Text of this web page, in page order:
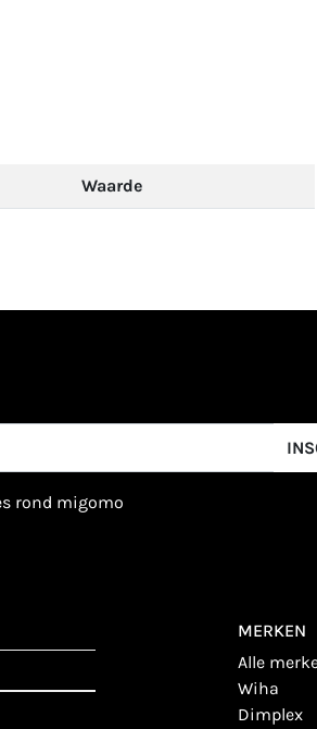
Waarde
rond migomo
MERKEN
alle
wiha
dimplex